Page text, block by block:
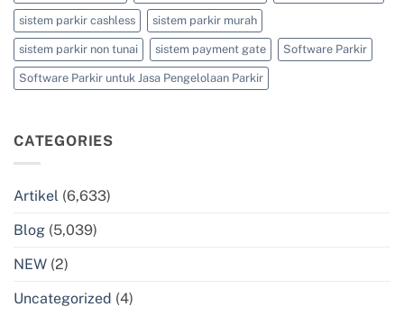
sistem parkir cashless sistem parkir murah
sistem parkir non tunai sistem payment gate Software Parkir
Software Parkir untuk Jasa Pengelolaan Parkir
CATEGORIES
Artikel (6,633)
Blog (5,039)
NEW (2)
Uncategorized (4)